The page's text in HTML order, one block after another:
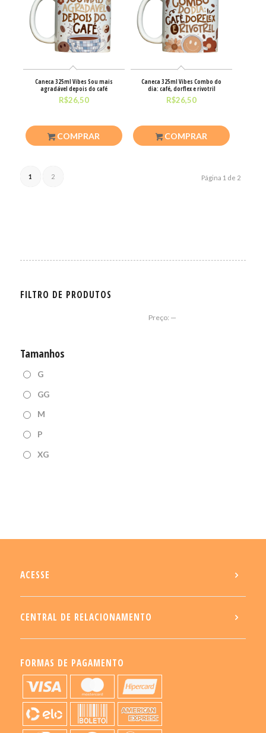
Caneca 325ml Vibes Sou mais
agradável depois do café
R$26,50
COMPRAR
Caneca 325ml Vibes Combo do
dia: café, dorflex e rivotril
R$26,50
COMPRAR
Página 1 de 2
1 2
FILTRO DE PRODUTOS
Preço: —
Tamanhos
G
GG
M
P
XG
ACESSE
CENTRAL DE RELACIONAMENTO
FORMAS DE PAGAMENTO